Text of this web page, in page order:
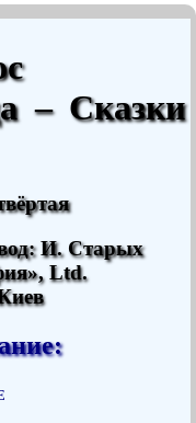
– Сказки
И. Старых
Ltd.